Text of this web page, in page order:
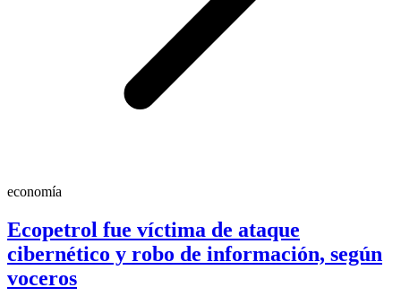
economía
Ecopetrol fue víctima de ataque
cibernético y robo de información, según
voceros